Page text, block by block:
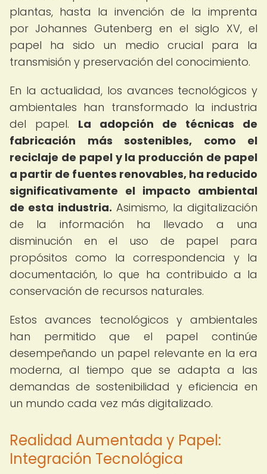
plantas, hasta la invención de la imprenta
por Johannes Gutenberg en el siglo XV, el
papel ha sido un medio crucial para la
transmisión y preservación del conocimiento.
En la actualidad, los avances tecnológicos y
ambientales han transformado la industria
del papel. La adopción de técnicas de
fabricación más sostenibles, como el
reciclaje de papel y la producción de papel
a partir de fuentes renovables, ha reducido
significativamente el impacto ambiental
de esta industria. Asimismo, la digitalización
de la información ha llevado a una
disminución en el uso de papel para
propósitos como la correspondencia y la
documentación, lo que ha contribuido a la
conservación de recursos naturales.
Estos avances tecnológicos y ambientales
han permitido que el papel continúe
desempeñando un papel relevante en la era
moderna, al tiempo que se adapta a las
demandas de sostenibilidad y eficiencia en
un mundo cada vez más digitalizado.
Realidad Aumentada y Papel:
Integración Tecnológica